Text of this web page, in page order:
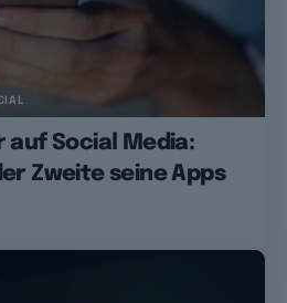
auf Social Media:
Zweite seine Apps